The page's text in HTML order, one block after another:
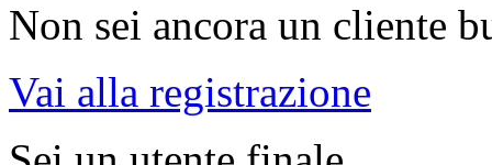
Non sei ancora un cliente
Vai alla registrazione